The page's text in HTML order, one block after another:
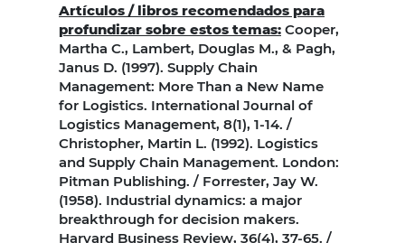
Artículos / libros recomendados para
profundizar sobre estos temas: Cooper,
Martha C., Lambert, Douglas M., & Pagh,
Janus D. (1997). Supply Chain
Management: More Than a New Name
for Logistics. International Journal of
Logistics Management, 8(1), 1-14. /
Christopher, Martin L. (1992). Logistics
and Supply Chain Management. London:
Pitman Publishing. / Forrester, Jay W.
(1958). Industrial dynamics: a major
breakthrough for decision makers.
Harvard Business Review, 36(4), 37-65. /